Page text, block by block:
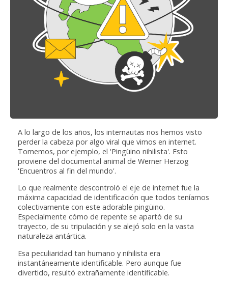
A lo largo de los años, los internautas nos hemos visto
perder la cabeza por algo viral que vimos en internet.
Tomemos, por ejemplo, el 'Pingüino nihilista'. Esto
proviene del documental animal de Werner Herzog
'Encuentros al fin del mundo'.
Lo que realmente descontroló el eje de internet fue la
máxima capacidad de identificación que todos teníamos
colectivamente con este adorable pingüino.
Especialmente cómo de repente se apartó de su
trayecto, de su tripulación y se alejó solo en la vasta
naturaleza antártica.
Esa peculiaridad tan humano y nihilista era
instantáneamente identificable. Pero aunque fue
divertido, resultó extrañamente identificable.